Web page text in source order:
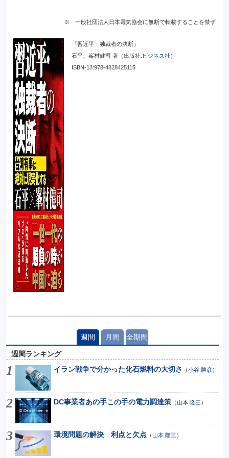
※ 一般社団法人日本電気協会に無断で転載することを禁ず
『習近平・独裁者の決断』
石平、峯村健司 著（出版社: ビジネス社 ）
ISBN-13:978-4828425115
週間 月間 全期間
週間ランキング
イラン戦争で分かった化石燃料の大切さ
（小谷 勝彦）
DC事業者あの手この手の電力調達策（山本 隆三 ）
環境問題の解決 利点と欠点 （山本 隆三 ）